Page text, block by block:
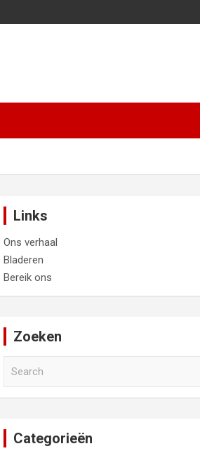
Links
Ons verhaal
Bladeren
Bereik ons
Zoeken
Categorieën